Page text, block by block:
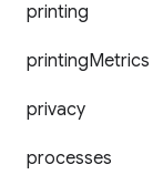
printing
printingMetrics
privacy
processes